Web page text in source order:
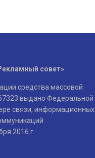
совет»
средства массовой
выдано Федеральной
связи, информационных
2016 г.